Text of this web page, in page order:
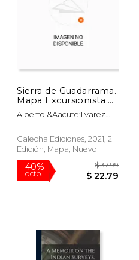
40%
dcto.
Sierra de Guadarrama.
Mapa Excursionista y
Turístico
Alberto &Aacute;Lvarez
Calecha Ediciones, 2021, 2
Edición, Mapa, Nuevo